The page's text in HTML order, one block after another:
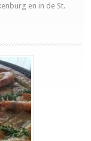
en in de St.